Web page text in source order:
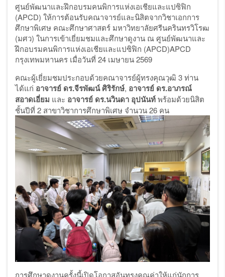
ศูนย์พัฒนาและฝึกอบรมคนพิการแห่งเอเชียและแปซิฟิก
(APCD) ให้การต้อนรับคณาจารย์และนิสิตจากวิชาเอกการ
ศึกษาพิเศษ คณะศึกษาศาสตร์ มหาวิทยาลัยศรีนครินทรวิโรฒ
(มศว) ในการเข้าเยี่ยมชมและศึกษาดูงาน ณ ศูนย์พัฒนาและ
ฝึกอบรมคนพิการแห่งเอเชียและแปซิฟิก (APCD)APCD
กรุงเทพมหานคร เมื่อวันที่ 24 เมษายน2569
คณะผู้เยี่ยมชมประกอบด้วยคณาจารย์ผู้ทรงคุณวุฒิ 3ท่าน
ได้แก่ อาจารย์ ดร.จีรพัฒน์ ศิริรักษ์, อาจารย์ ดร.อาภรณ์
สอาดเอี่ยม และ อาจารย์ ดร.นวินดา อุปนันท์พร้อมด้วยนิสิต
ชั้นปีที่ 2 สาขาวิชาการศึกษาพิเศษ จำนวน26 คน
การศึกษาดูงานครั้งนี้เปิดโอกาสอันทรงคุณค่าให้แก่นักการ